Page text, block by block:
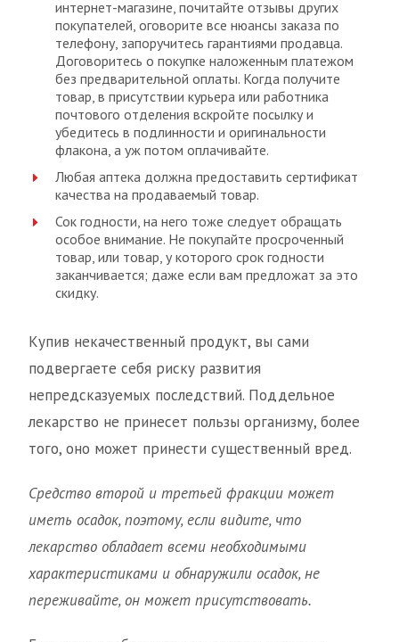
интернет-магазине, почитайте отзывы других
покупателей, оговорите все нюансы заказа по
телефону, запоручитесь гарантиями продавца.
Договоритесь о покупке наложенным платежом
без предварительной оплаты. Когда получите
товар, в присутствии курьера или работника
почтового отделения вскройте посылку и
убедитесь в подлинности и оригинальности
флакона, а уж потом оплачивайте.
Любая аптека должна предоставить сертификат
качества на продаваемый товар.
Сок годности, на него тоже следует обращать
особое внимание. Не покупайте просроченный
товар, или товар, у которого срок годности
заканчивается; даже если вам предложат за это
скидку.
Купив некачественный продукт, вы сами
подвергаете себя риску развития
непредсказуемых последствий. Поддельное
лекарство не принесет пользы организму, более
того, оно может принести существенный вред.
Средство второй и третьей фракции может
иметь осадок, поэтому, если видите, что
лекарство обладает всеми необходимыми
характеристиками и обнаружили осадок, не
переживайте, он может присутствовать.